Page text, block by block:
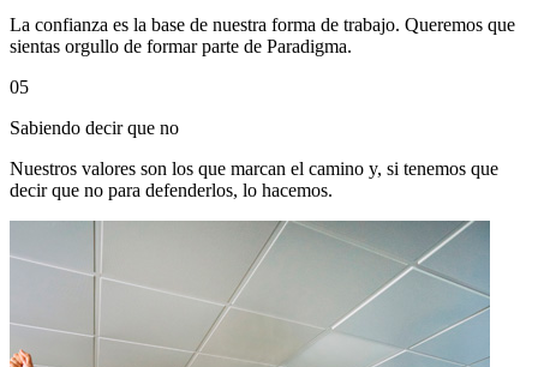
La confianza es la base de nuestra forma de trabajo. Queremos que
sientas orgullo de formar parte de Paradigma.
05
Sabiendo decir que no
Nuestros valores son los que marcan el camino y, si tenemos que
decir que no para defenderlos, lo hacemos.